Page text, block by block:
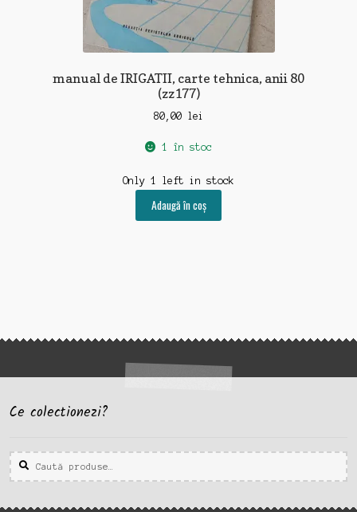
manual de IRIGATII, carte tehnica, anii 80
(zz177)
80,00 lei
1 în stoc
Only 1 left in stock
Adaugă în coș
Ce colectionezi?
Caută
după:
Caută